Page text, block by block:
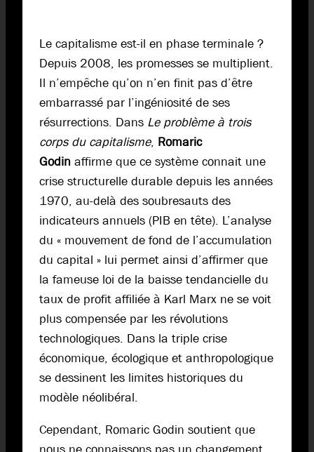
Le capitalisme est-il en phase terminale ?
Depuis 2008, les promesses se multiplient.
Il n’empêche qu’on n’en finit pas d’être
embarrassé par l’ingéniosité de ses
résurrections. Dans Le problème à trois
corps du capitalisme, Romaric
Godin affirme que ce système connait une
crise structurelle durable depuis les années
1970, au-delà des soubresauts des
indicateurs annuels (PIB en tête). L’analyse
du « mouvement de fond de l’accumulation
du capital » lui permet ainsi d’affirmer que
la fameuse loi de la baisse tendancielle du
taux de profit affiliée à Karl Marx ne se voit
plus compensée par les révolutions
technologiques. Dans la triple crise
économique, écologique et anthropologique
se dessinent les limites historiques du
modèle néolibéral.
Cependant, Romaric Godin soutient que